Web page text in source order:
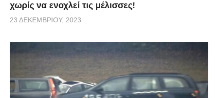
χωρίς να ενοχλεί τις μέλισσες!
23 ΔΕΚΕΜΒΡΊΟΥ, 2023